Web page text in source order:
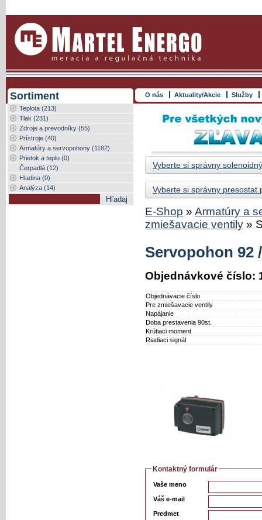
O nás Aktuality/Akcie Služby
Sortiment
Teplota (213)
Tlak (231)
Zdroje a prevodníky (55)
Prístroje (40)
Armatúry a servopohony (1182)
Prietok a teplo (0)
Čerpadlá (12)
Hladina (0)
Analýza (14)
Vyberte si správny
Vyberte si správny presostat
E-Shop » Armatúry a
zmiešavacie ventily »
Servopohon 92
Objednávkové číslo:
Objednávacie číslo
Pre zmiešavacie ventily
Napájanie
Doba prestavenia 90st.
Krútiaci moment
Riadiaci signál
Kontaktný formulár
Vaše meno
Váš e-mail
Predmet